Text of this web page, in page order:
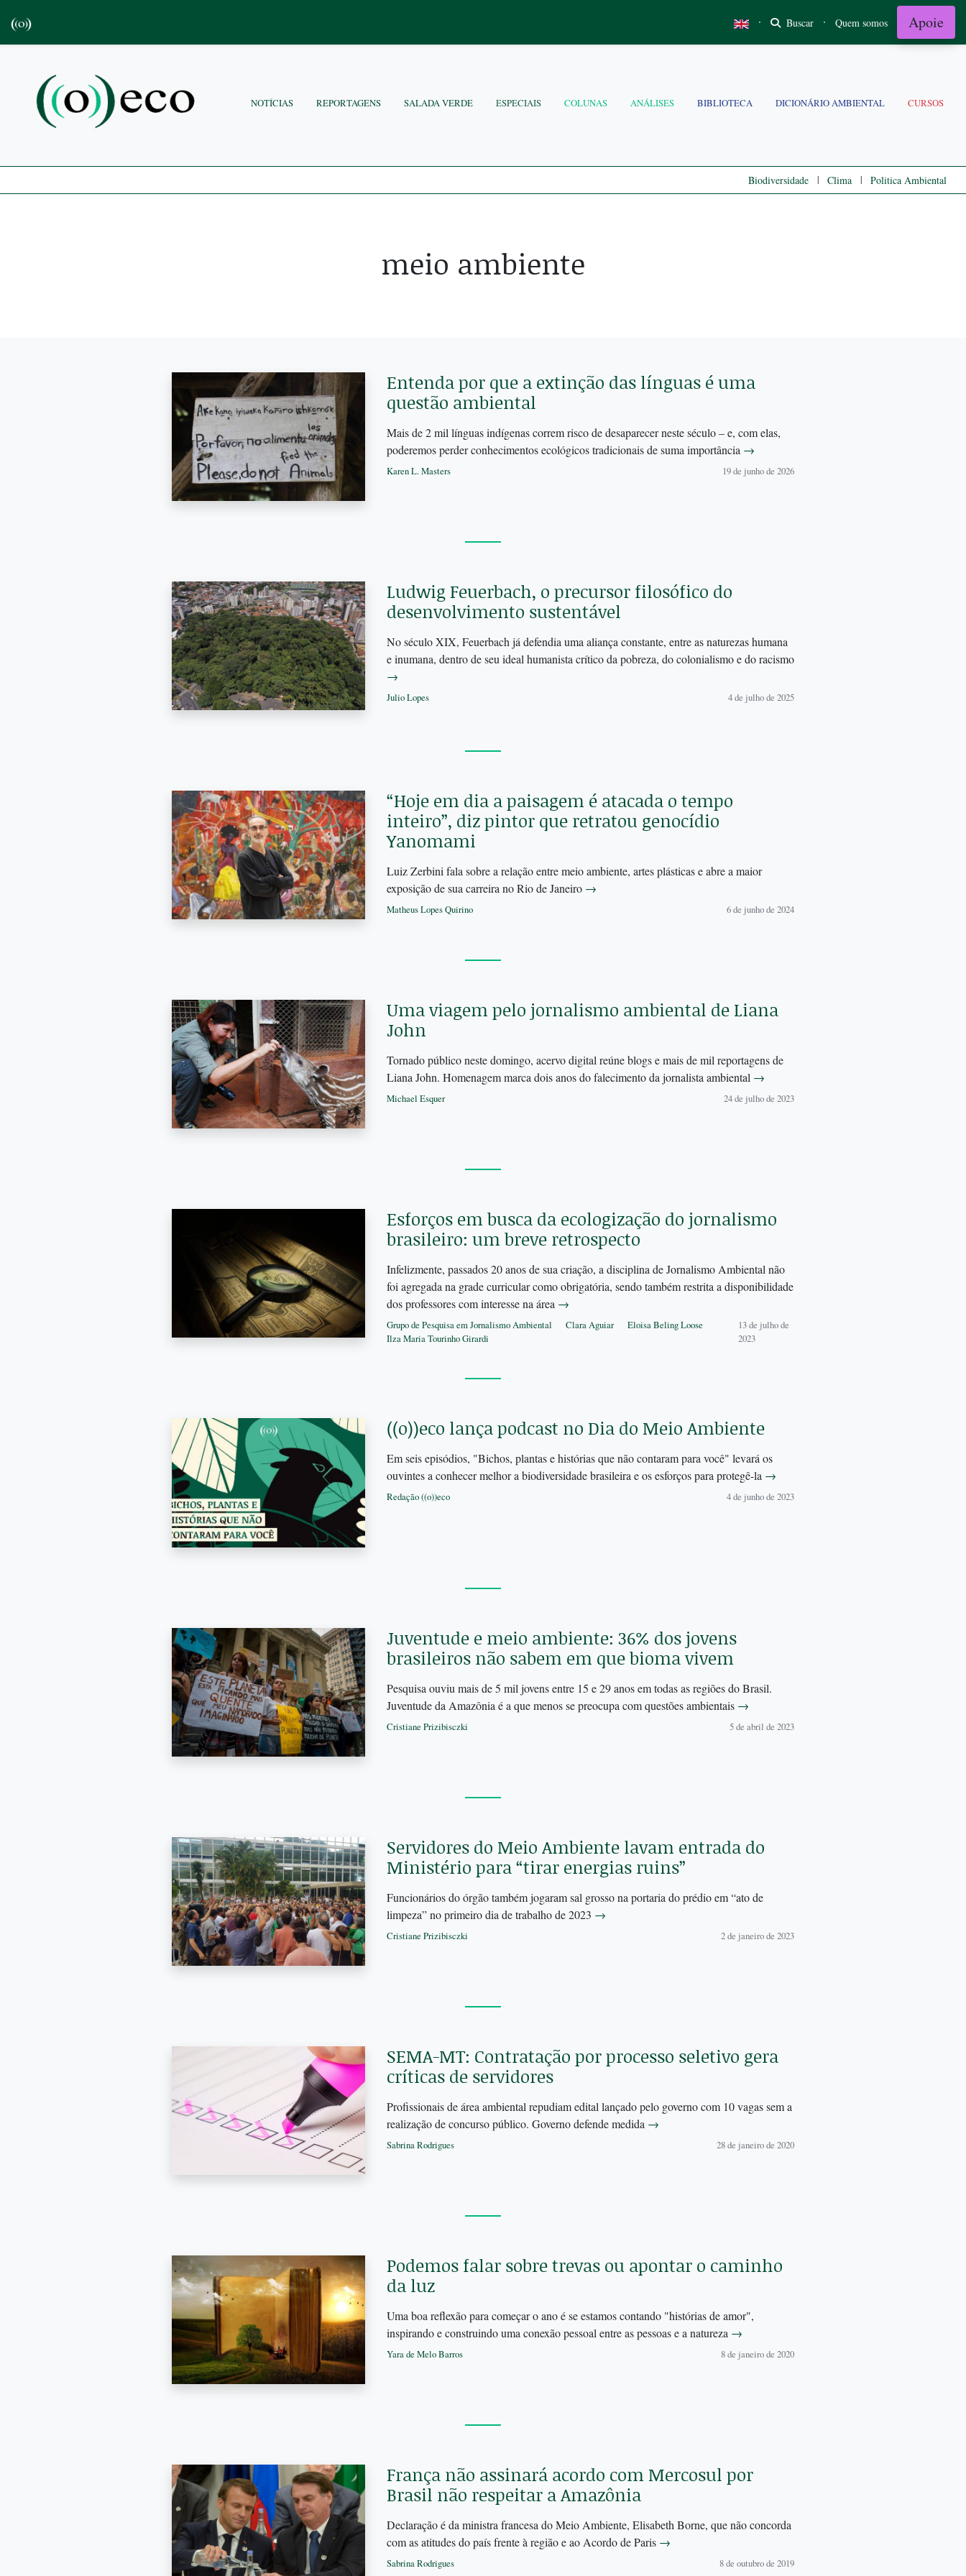
· Buscar · Quem somos Apoie
NOTÍCIAS REPORTAGENS SALADA VERDE ESPECIAIS COLUNAS ANÁLISES BIBLIOTECA DICIONÁRIO AMBIENTAL CURSOS
Biodiversidade | Clima | Politica Ambiental
meio ambiente
Entenda por que a extinção das línguas é uma
questão ambiental
Mais de 2 mil línguas indígenas correm risco de desaparecer neste século – e, com elas,
poderemos perder conhecimentos ecológicos tradicionais de suma importância →
Karen L. Masters 19 de junho de 2026
Ludwig Feuerbach, o precursor filosófico do
desenvolvimento sustentável
No século XIX, Feuerbach já defendia uma aliança constante, entre as naturezas humana
e inumana, dentro de seu ideal humanista crítico da pobreza, do colonialismo e do racismo
→
Julio Lopes 4 de julho de 2025
“Hoje em dia a paisagem é atacada o tempo
inteiro”, diz pintor que retratou genocídio
Yanomami
Luiz Zerbini fala sobre a relação entre meio ambiente, artes plásticas e abre a maior
exposição de sua carreira no Rio de Janeiro →
Matheus Lopes Quirino 6 de junho de 2024
Uma viagem pelo jornalismo ambiental de Liana
John
Tornado público neste domingo, acervo digital reúne blogs e mais de mil reportagens de
Liana John. Homenagem marca dois anos do falecimento da jornalista ambiental →
Michael Esquer 24 de julho de 2023
Esforços em busca da ecologização do jornalismo
brasileiro: um breve retrospecto
Infelizmente, passados 20 anos de sua criação, a disciplina de Jornalismo Ambiental não
foi agregada na grade curricular como obrigatória, sendo também restrita a disponibilidade
dos professores com interesse na área →
Grupo de Pesquisa em Jornalismo Ambiental Clara Aguiar
Eloisa Beling Loose
Ilza Maria Tourinho Girardi
13 de julho de
2023
((o))eco lança podcast no Dia do Meio Ambiente
Em seis episódios, "Bichos, plantas e histórias que não contaram para você" levará os
ouvintes a conhecer melhor a biodiversidade brasileira e os esforços para protegê-la →
Redação ((o))eco 4 de junho de 2023
Juventude e meio ambiente: 36% dos jovens
brasileiros não sabem em que bioma vivem
Pesquisa ouviu mais de 5 mil jovens entre 15 e 29 anos em todas as regiões do Brasil.
Juventude da Amazônia é a que menos se preocupa com questões ambientais →
Cristiane Prizibisczki 5 de abril de 2023
Servidores do Meio Ambiente lavam entrada do
Ministério para “tirar energias ruins”
Funcionários do órgão também jogaram sal grosso na portaria do prédio em “ato de
limpeza” no primeiro dia de trabalho de 2023 →
Cristiane Prizibisczki 2 de janeiro de 2023
SEMA-MT: Contratação por processo seletivo gera
críticas de servidores
Profissionais de área ambiental repudiam edital lançado pelo governo com 10 vagas sem a
realização de concurso público. Governo defende medida →
Sabrina Rodrigues 28 de janeiro de 2020
Podemos falar sobre trevas ou apontar o caminho
da luz
Uma boa reflexão para começar o ano é se estamos contando "histórias de amor",
inspirando e construindo uma conexão pessoal entre as pessoas e a natureza →
Yara de Melo Barros 8 de janeiro de 2020
França não assinará acordo com Mercosul por
Brasil não respeitar a Amazônia
Declaração é da ministra francesa do Meio Ambiente, Elisabeth Borne, que não concorda
com as atitudes do país frente à região e ao Acordo de Paris →
Sabrina Rodrigues 8 de outubro de 2019